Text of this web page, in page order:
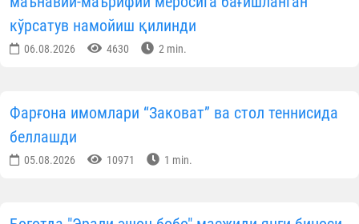
Зилолахон Фарҳодова(Имом Бухорий
Тошкент ислом институти талабаси) —
Мухтасархон Муҳаммаджонова(«Хадичаи
аёл-қизлар ўрта махсус ислом билим
талабаси) —(15 пора ҳифзи)